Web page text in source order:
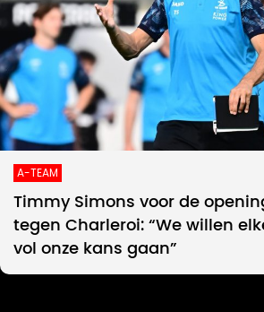
A-TEAM
Timmy Simons voor de
tegen Charleroi: “We willen
vol onze kans gaan”